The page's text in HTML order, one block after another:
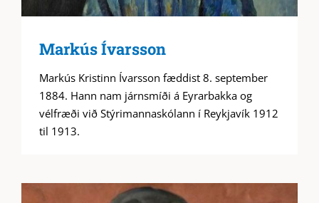
Markús Ívarsson
Markús Kristinn Ívarsson fæddist 8. september
1884. Hann nam járnsmíði á Eyrarbakka og
vélfræði við Stýrimannaskólann í Reykjavík 1912
til 1913.